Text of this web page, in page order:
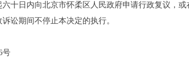
日内向北京市怀柔区人民政府申请行政复议，或
诉讼期间不停止本决定的执行。
号